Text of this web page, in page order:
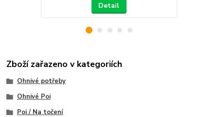
Detail
Zboží zařazeno v kategoriích
Ohnivé potřeby
Ohnivé Poi
Poi / Na točení